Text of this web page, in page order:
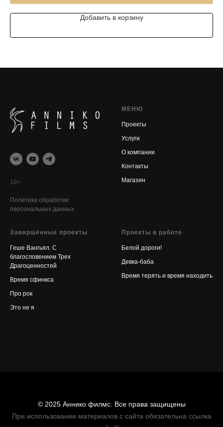
Добавить в корзину
18+
Политика обработки
персональных данных
МЕНЮ
Проекты
Услуги
О компании
Контакты
Магазин
Завершённые проекты
Геше Вангьял. С
благословением Трех
Драгоценностей
Время сфинкса
Про рок
Это не я
Проекты в работе
Белой дороги!
Девка-баба
Время терять и время находить
© 2025 Аннико филмс. Все права защищены
При использовании материалов с сайта обязательна ссылка